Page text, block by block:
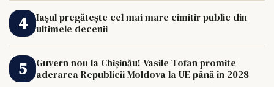
Iașul pregătește cel mai mare cimitir public din
ultimele decenii
Guvern nou la Chișinău! Vasile Tofan promite
aderarea Republicii Moldova la UE până în 2028